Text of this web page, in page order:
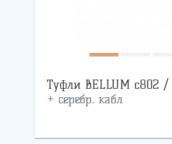
Туфли BELLUM с802 /
+ серебр. кабл